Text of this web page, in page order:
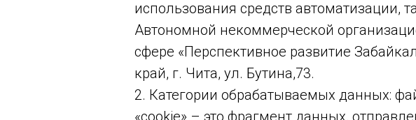
использования средств автоматизации,
Автономной некоммерческой
сфере «Перспективное развитие
край, г. Чита, ул. Бутина,73.
2. Категории обрабатываемых данных:
«cookie» – это фрагмент данных,